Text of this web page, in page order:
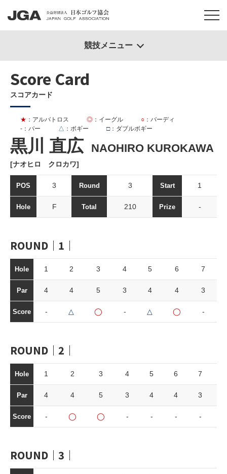
Score Card
スコアカード
黒川 直広 NAOHIRO KUROKAWA
[ナオヒロ クロカワ]
★ ：アルバトロス ◎ ：イーグル ○ ：バーディ
- ：パー △ ：ボギー □：ダブルボギー
POS 3 Round 3 Start 1
Hole F Total 210 Prize -
ROUND｜1｜
Hole 1 2 3 4 5 6 7
Par 4 4 5 3 4 4 3
Score - △ ◯ - △ ◯ -
ROUND｜2｜
Hole 1 2 3 4 5 6 7
Par 4 4 5 3 4 4 3
Score - ◯ ◯ - - - -
ROUND｜3｜
競技メニュー